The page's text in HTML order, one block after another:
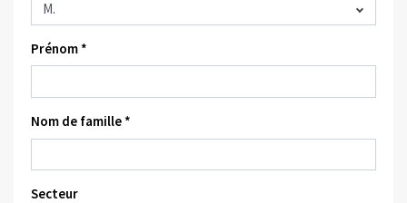
Prénom *
Nom de famille *
Secteur